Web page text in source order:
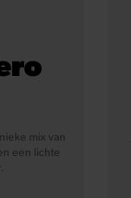
mix van
een lichte